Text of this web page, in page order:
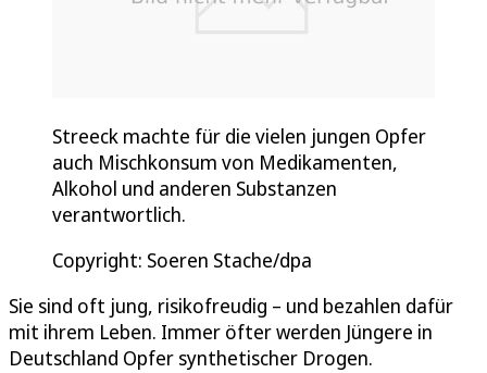
Streeck machte für die vielen jungen Opfer
auch Mischkonsum von Medikamenten,
Alkohol und anderen Substanzen
verantwortlich.
Copyright: Soeren Stache/dpa
Sie sind oft jung, risikofreudig – und bezahlen dafür
mit ihrem Leben. Immer öfter werden Jüngere in
Deutschland Opfer synthetischer Drogen.